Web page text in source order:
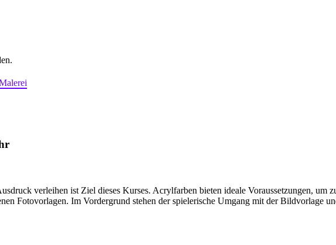
verleihen ist Ziel dieses Kurses. Acrylfarben bieten ideale Voraussetzungen, um
Fotovorlagen. Im Vordergrund stehen der spielerische Umgang mit der Bildvorlage